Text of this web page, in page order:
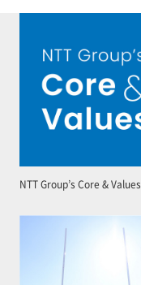
NTT Group’s Core & Values